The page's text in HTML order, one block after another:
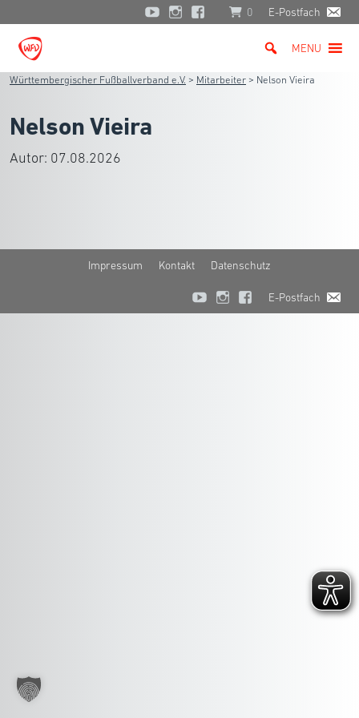
0 E-Postfach
MENU
Württembergischer Fußballverband e.V. > Mitarbeiter > Nelson Vieira
Nelson Vieira
Autor: 07.08.2026
Impressum Kontakt Datenschutz
E-Postfach